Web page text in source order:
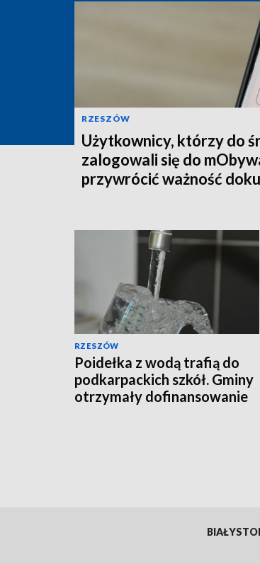
RZESZÓW
Użytkownicy, którzy do
zalogowali się do
przywrócić ważność
RZESZÓW
Poidełka z wodą trafią do
podkarpackich szkół. Gminy
otrzymały dofinansowanie